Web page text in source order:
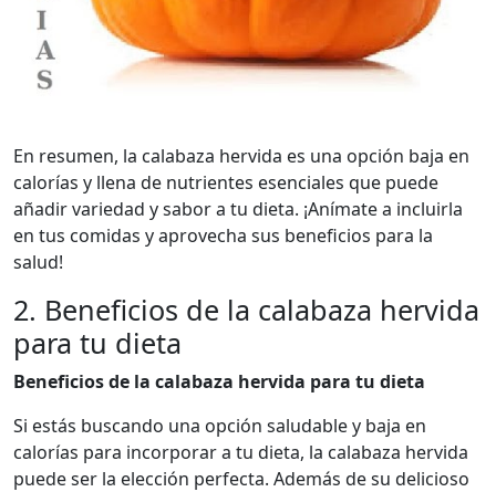
En resumen, la calabaza hervida es una opción baja en
calorías y llena de nutrientes esenciales que puede
añadir variedad y sabor a tu dieta. ¡Anímate a incluirla
en tus comidas y aprovecha sus beneficios para la
salud!
2. Beneficios de la calabaza hervida
para tu dieta
Beneficios de la calabaza hervida para tu dieta
Si estás buscando una opción saludable y baja en
calorías para incorporar a tu dieta, la calabaza hervida
puede ser la elección perfecta. Además de su delicioso